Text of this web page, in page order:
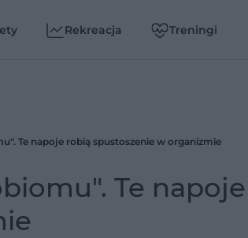
Rekreacja Treningi
Te napoje robią spustoszenie w organizmie
Te napoje